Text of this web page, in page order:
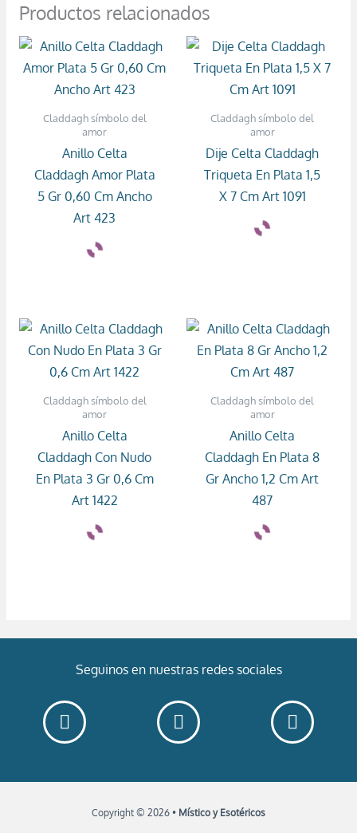
Productos relacionados
Claddagh símbolo del
amor
Anillo Celta
Claddagh Amor Plata
5 Gr 0,60 Cm Ancho
Art 423
Claddagh símbolo del
amor
Dije Celta Claddagh
Triqueta En Plata 1,5
X 7 Cm Art 1091
Claddagh símbolo del
amor
Anillo Celta
Claddagh Con Nudo
En Plata 3 Gr 0,6 Cm
Art 1422
Claddagh símbolo del
amor
Anillo Celta
Claddagh En Plata 8
Gr Ancho 1,2 Cm Art
487
Seguinos en nuestras redes sociales
Copyright © 2026 • Místico y Esotéricos